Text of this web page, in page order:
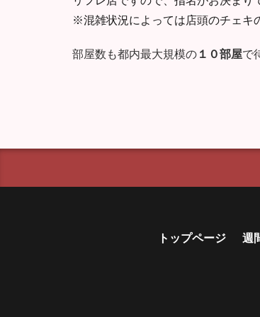
※混雑状況によっては店頭のチェキ
部屋数も都内最大規模の １０部屋で
トップページ 週